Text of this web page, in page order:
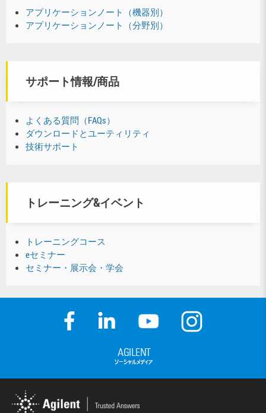
アプリケーションノート（機器別）
アプリケーションノート（分野別）
サポート情報/商品
よくある質問（FAQs）
ダウンロードとユーティリティ
技術サポート
トレーニング&イベント
トレーニングコース
eセミナー
セミナー・展示会・学会